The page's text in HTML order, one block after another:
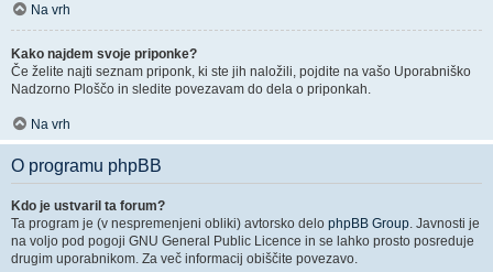
Na vrh
Kako najdem svoje priponke?
Če želite najti seznam priponk, ki ste jih naložili, pojdite na vašo Uporabniško
Nadzorno Ploščo in sledite povezavam do dela o priponkah.
Na vrh
O programu phpBB
Kdo je ustvaril ta forum?
Ta program je (v nespremenjeni obliki) avtorsko delo phpBB Group. Javnosti je
na voljo pod pogoji GNU General Public Licence in se lahko prosto posreduje
drugim uporabnikom. Za več informacij obiščite povezavo.